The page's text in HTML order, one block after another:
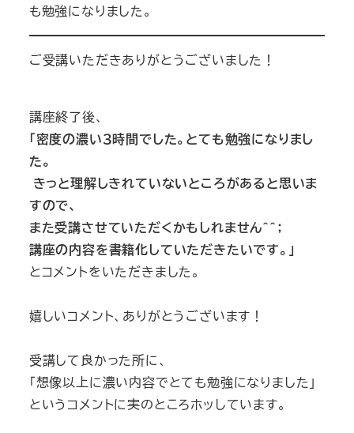
も勉強になりました。
ご受講いただきありがとうございました！
講座終了後、
「密度の濃い３時間でした。とても勉強になりまし
た。
きっと理解しきれていないところがあると思いま
すので、
また受講させていただくかもしれません＾＾；
講座の内容を書籍化していただきたいです。」
とコメントをいただきました。
嬉しいコメント、ありがとうございます！
受講して良かった所に、
「想像以上に濃い内容でとても勉強になりました」
というコメントに実のところホッしています。